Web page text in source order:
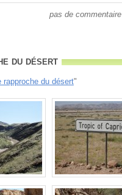
pas de commentaire
du désert
rapproche du désert"